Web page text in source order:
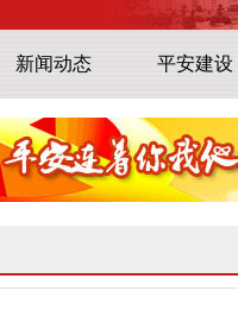
新闻动态 平安建设